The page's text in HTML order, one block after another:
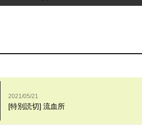
2021/05/21
[特別読切] 流血所